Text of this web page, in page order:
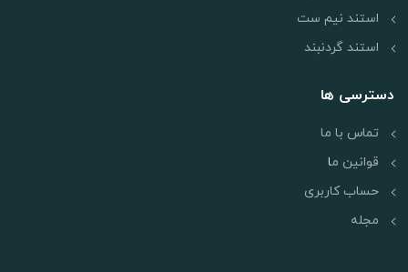
استند نیم ست
استند گردنبند
دسترسی ها
تماس با ما
قوانین ما
حساب کاربری
مجله